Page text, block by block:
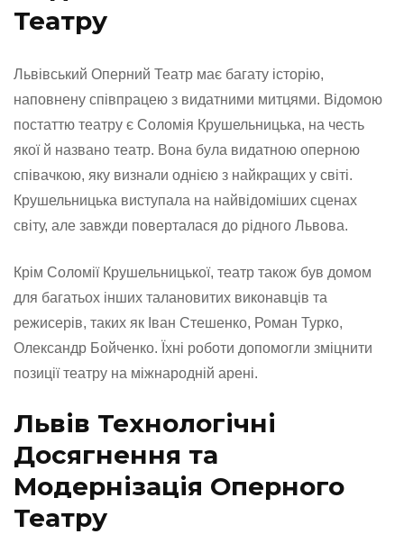
Театру
Львівський Оперний Театр має багату історію,
наповнену співпрацею з видатними митцями. Відомою
постаттю театру є Соломія Крушельницька, на честь
якої й названо театр. Вона була видатною оперною
співачкою, яку визнали однією з найкращих у світі.
Крушельницька виступала на найвідоміших сценах
світу, але завжди поверталася до рідного Львова.
Крім Соломії Крушельницької, театр також був домом
для багатьох інших талановитих виконавців та
режисерів, таких як Іван Стешенко, Роман Турко,
Олександр Бойченко. Їхні роботи допомогли зміцнити
позиції театру на міжнародній арені.
Львів Технологічні
Досягнення та
Модернізація Оперного
Театру